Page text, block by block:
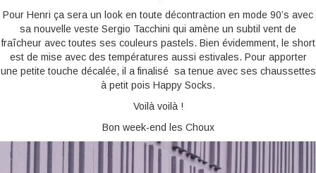
Pour Henri ça sera un look en toute décontraction en mode 90’s avec
sa nouvelle veste Sergio Tacchini qui amène un subtil vent de
fraîcheur avec toutes ses couleurs pastels. Bien évidemment, le short
est de mise avec des températures aussi estivales. Pour apporter
une petite touche décalée, il a finalisé sa tenue avec ses chaussettes
à petit pois Happy Socks.
Voilà voilà !
Bon week-end les Choux